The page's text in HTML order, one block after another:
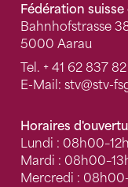
Fédération
Bahnhofstrasse
5000 Aarau
Tel. + 41 62 837
E-Mail: stv@stv-
Horaires
Lundi :
Mardi :
Mercredi :